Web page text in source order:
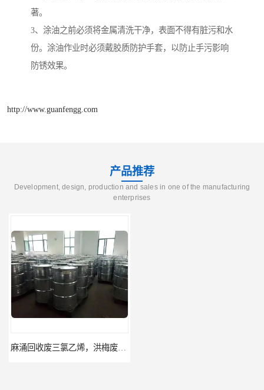
著。
3、涂油之前必须将金属清洗干净，表面不得有脏污和水
份。涂油作业时必须戴胶质防护手套，以防止手污影响
防锈效果。
http://www.guanfengg.com
产品推荐
Development, design, production and sales in one of the manufacturing
enterprises
麻涌回收废三氯乙烯，洪梅废白电油回收报价单